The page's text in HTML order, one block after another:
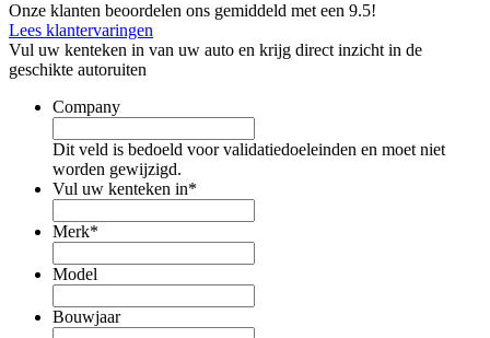
Onze klanten beoordelen ons gemiddeld met een 9.5!
Lees klantervaringen
Vul uw kenteken in van uw auto en krijg direct inzicht in de
geschikte autoruiten
Company
Dit veld is bedoeld voor validatiedoeleinden en moet niet
worden gewijzigd.
Vul uw kenteken in*
Merk*
Model
Bouwjaar